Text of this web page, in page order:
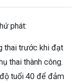
phát:
thai trước khi đạt
thai thành công.
tuổi 40 để đảm